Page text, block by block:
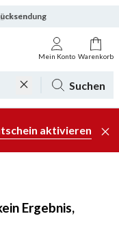
Mein Konto Warenkorb
Suchen
aktivieren
Ergebnis,